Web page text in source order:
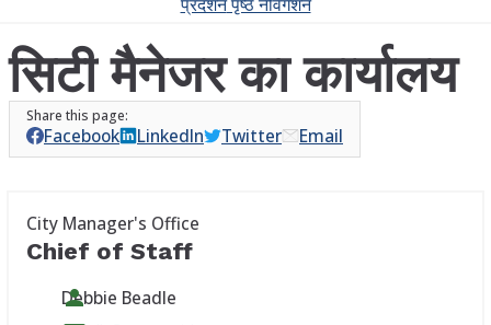
सिटी मैनेजर का कार्यालय
Facebook LinkedIn Twitter Email
City Manager's Office
Chief of Staff
Debbie Beadle